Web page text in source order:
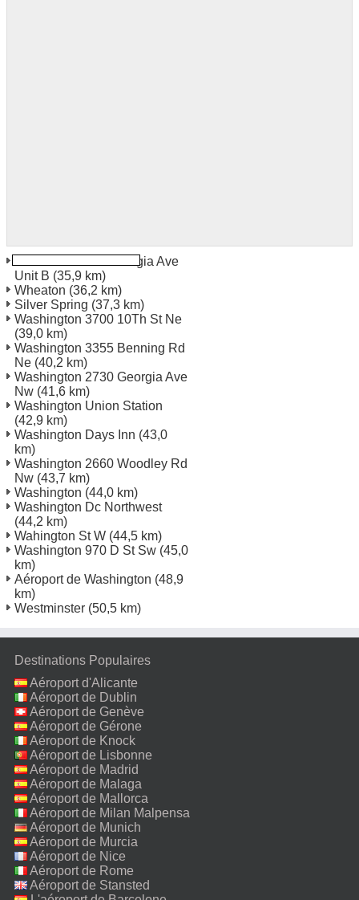
Wheaton 12102 Georgia Ave
Unit B (35,9 km)
Wheaton (36,2 km)
Silver Spring (37,3 km)
Washington 3700 10Th St Ne
(39,0 km)
Washington 3355 Benning Rd
Ne (40,2 km)
Washington 2730 Georgia Ave
Nw (41,6 km)
Washington Union Station
(42,9 km)
Washington Days Inn (43,0
km)
Washington 2660 Woodley Rd
Nw (43,7 km)
Washington (44,0 km)
Washington Dc Northwest
(44,2 km)
Wahington St W (44,5 km)
Washington 970 D St Sw (45,0
km)
Aéroport de Washington (48,9
km)
Westminster (50,5 km)
Destinations Populaires
Aéroport d'Alicante
Aéroport de Dublin
Aéroport de Genève
Aéroport de Gérone
Aéroport de Knock
Aéroport de Lisbonne
Aéroport de Madrid
Aéroport de Malaga
Aéroport de Mallorca
Aéroport de Milan Malpensa
Aéroport de Munich
Aéroport de Murcia
Aéroport de Nice
Aéroport de Rome
Fiumicino
Aéroport de Stansted